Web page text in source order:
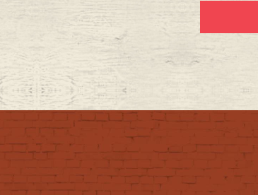
Tops
Bottoms
レディース商品カテ
Tops